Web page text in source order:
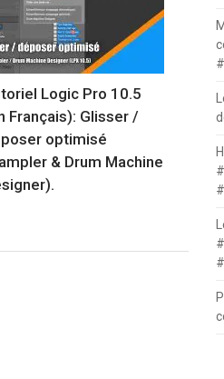
Logic Pro 10.5
Français): Glisser /
optimisé
& Drum Machine